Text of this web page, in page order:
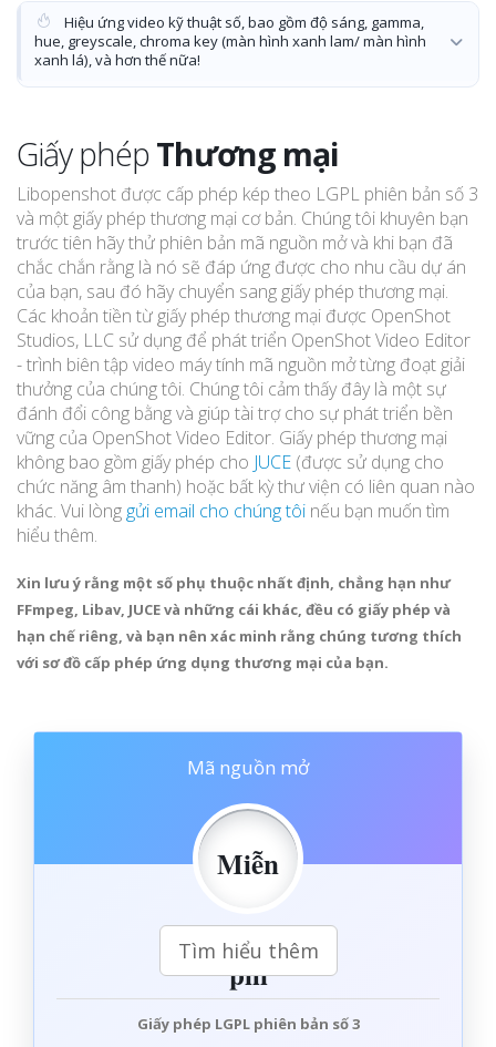
Hiệu ứng video kỹ thuật số, bao gồm độ sáng, gamma,
hue, greyscale, chroma key (màn hình xanh lam/ màn hình
xanh lá), và hơn thế nữa!
Giấy phép Thương mại
Libopenshot được cấp phép kép theo LGPL phiên bản số 3
và một giấy phép thương mại cơ bản. Chúng tôi khuyên bạn
trước tiên hãy thử phiên bản mã nguồn mở và khi bạn đã
chắc chắn rằng là nó sẽ đáp ứng được cho nhu cầu dự án
của bạn, sau đó hãy chuyển sang giấy phép thương mại.
Các khoản tiền từ giấy phép thương mại được OpenShot
Studios, LLC sử dụng để phát triển OpenShot Video Editor
- trình biên tập video máy tính mã nguồn mở từng đoạt giải
thưởng của chúng tôi. Chúng tôi cảm thấy đây là một sự
đánh đổi công bằng và giúp tài trợ cho sự phát triển bền
vững của OpenShot Video Editor. Giấy phép thương mại
không bao gồm giấy phép cho JUCE (được sử dụng cho
chức năng âm thanh) hoặc bất kỳ thư viện có liên quan nào
khác. Vui lòng gửi email cho chúng tôi nếu bạn muốn tìm
hiểu thêm.
Xin lưu ý rằng một số phụ thuộc nhất định, chẳng hạn như
FFmpeg, Libav, JUCE và những cái khác, đều có giấy phép và
hạn chế riêng, và bạn nên xác minh rằng chúng tương thích
với sơ đồ cấp phép ứng dụng thương mại của bạn.
Mã nguồn mở
Miễn
phí
Tìm hiểu thêm
Giấy phép LGPL phiên bản số 3